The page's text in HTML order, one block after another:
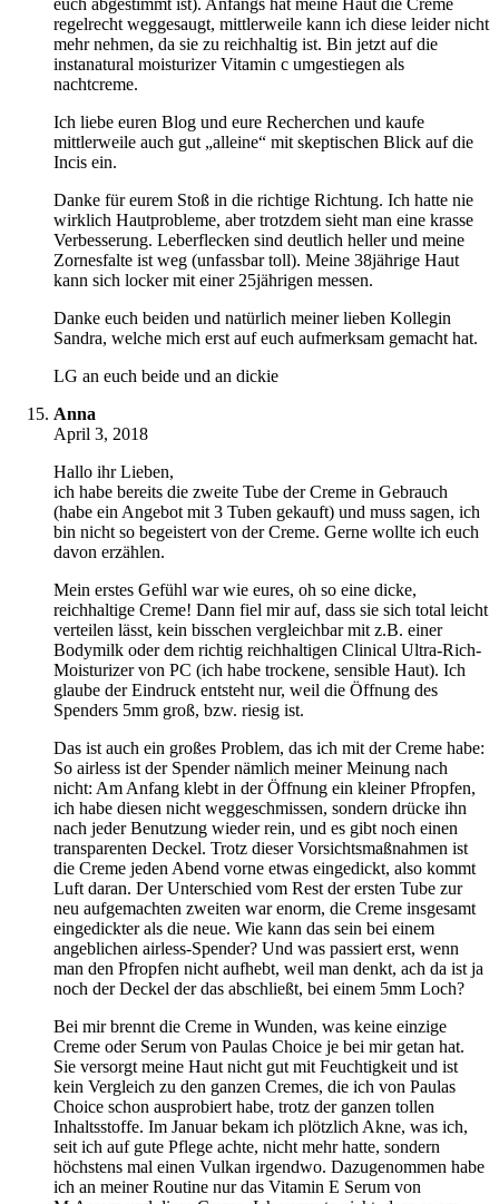
euch abgestimmt ist). Anfangs hat meine Haut die Creme
regelrecht weggesaugt, mittlerweile kann ich diese leider nicht
mehr nehmen, da sie zu reichhaltig ist. Bin jetzt auf die
instanatural moisturizer Vitamin c umgestiegen als
nachtcreme.
Ich liebe euren Blog und eure Recherchen und kaufe
mittlerweile auch gut „alleine“ mit skeptischen Blick auf die
Incis ein.
Danke für eurem Stoß in die richtige Richtung. Ich hatte nie
wirklich Hautprobleme, aber trotzdem sieht man eine krasse
Verbesserung. Leberflecken sind deutlich heller und meine
Zornesfalte ist weg (unfassbar toll). Meine 38jährige Haut
kann sich locker mit einer 25jährigen messen.
Danke euch beiden und natürlich meiner lieben Kollegin
Sandra, welche mich erst auf euch aufmerksam gemacht hat.
LG an euch beide und an dickie
Anna
April 3, 2018
Hallo ihr Lieben,
ich habe bereits die zweite Tube der Creme in Gebrauch
(habe ein Angebot mit 3 Tuben gekauft) und muss sagen, ich
bin nicht so begeistert von der Creme. Gerne wollte ich euch
davon erzählen.
Mein erstes Gefühl war wie eures, oh so eine dicke,
reichhaltige Creme! Dann fiel mir auf, dass sie sich total leicht
verteilen lässt, kein bisschen vergleichbar mit z.B. einer
Bodymilk oder dem richtig reichhaltigen Clinical Ultra-Rich-
Moisturizer von PC (ich habe trockene, sensible Haut). Ich
glaube der Eindruck entsteht nur, weil die Öffnung des
Spenders 5mm groß, bzw. riesig ist.
Das ist auch ein großes Problem, das ich mit der Creme habe:
So airless ist der Spender nämlich meiner Meinung nach
nicht: Am Anfang klebt in der Öffnung ein kleiner Pfropfen,
ich habe diesen nicht weggeschmissen, sondern drücke ihn
nach jeder Benutzung wieder rein, und es gibt noch einen
transparenten Deckel. Trotz dieser Vorsichtsmaßnahmen ist
die Creme jeden Abend vorne etwas eingedickt, also kommt
Luft daran. Der Unterschied vom Rest der ersten Tube zur
neu aufgemachten zweiten war enorm, die Creme insgesamt
eingedickter als die neue. Wie kann das sein bei einem
angeblichen airless-Spender? Und was passiert erst, wenn
man den Pfropfen nicht aufhebt, weil man denkt, ach da ist ja
noch der Deckel der das abschließt, bei einem 5mm Loch?
Bei mir brennt die Creme in Wunden, was keine einzige
Creme oder Serum von Paulas Choice je bei mir getan hat.
Sie versorgt meine Haut nicht gut mit Feuchtigkeit und ist
kein Vergleich zu den ganzen Cremes, die ich von Paulas
Choice schon ausprobiert habe, trotz der ganzen tollen
Inhaltsstoffe. Im Januar bekam ich plötzlich Akne, was ich,
seit ich auf gute Pflege achte, nicht mehr hatte, sondern
höchstens mal einen Vulkan irgendwo. Dazugenommen habe
ich an meiner Routine nur das Vitamin E Serum von